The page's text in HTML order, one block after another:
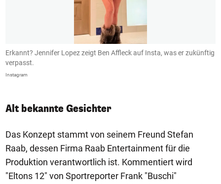
Erkannt? Jennifer Lopez zeigt Ben Affleck auf Insta, was er zukünftig
verpasst.
Instagram
Alt bekannte Gesichter
Das Konzept stammt von seinem Freund Stefan
Raab, dessen Firma Raab Entertainment für die
Produktion verantwortlich ist. Kommentiert wird
"Eltons 12" von Sportreporter Frank "Buschi"